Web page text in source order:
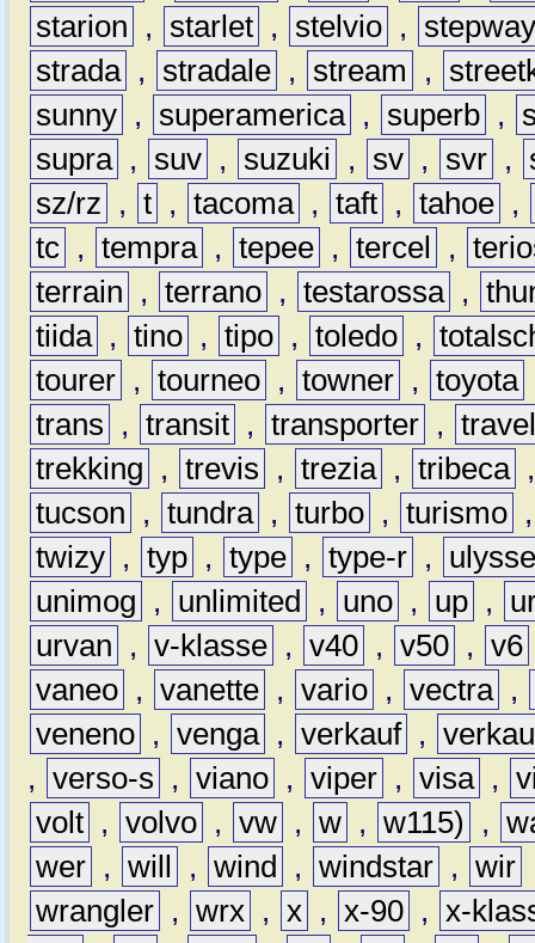
starion
, starlet , stelvio ,
strada , stradale , stream ,
sunny , superamerica , superb ,
supra , suv , suzuki , sv , svr ,
sz/rz
, t , tacoma , taft , tahoe ,
tc , tempra , tepee , tercel ,
terrain
, terrano , testarossa ,
tiida , tino , tipo , toledo ,
tourer , tourneo , towner , toyota
trans
, transit , transporter ,
trekking
, trevis , trezia , tribeca
tucson
, tundra , turbo , turismo
twizy , typ , type , type-r ,
unimog
, unlimited , uno , up ,
urvan
, v-klasse , v40 , v50 , v6
vaneo , vanette , vario , vectra ,
veneno , venga , verkauf ,
, verso-s , viano , viper , visa ,
volt , volvo , vw , w , w115) ,
wer , will , wind , windstar , wir
wrangler , wrx , x , x-90 , x-